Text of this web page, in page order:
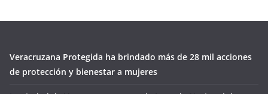
Veracruzana Protegida ha brindado más de 28 mil acciones
de protección y bienestar a mujeres